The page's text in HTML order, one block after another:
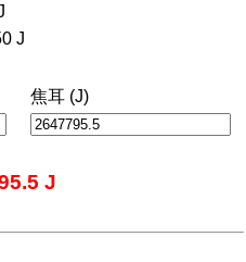
J
焦耳 (J)
J